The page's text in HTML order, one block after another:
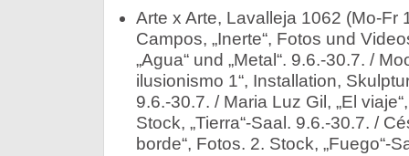
Arte x Arte, Lavalleja 1062 (Mo-Fr
Campos, „Inerte“, Fotos und
„Agua“ und „Metal“. 9.6.-30.7. /
ilusionismo 1“, Installation,
9.6.-30.7. / Maria Luz Gil, „El
Stock, „Tierra“-Saal. 9.6.-30.7. /
borde“, Fotos. 2. Stock, „Fuego“-